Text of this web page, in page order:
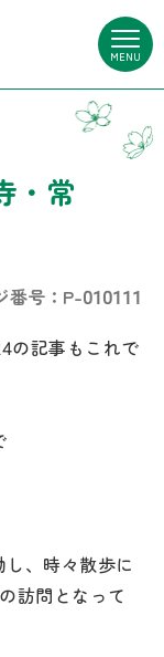
MENU
・常
番号：P-010111
の記事もこれで
、時々散歩に
訪問となって